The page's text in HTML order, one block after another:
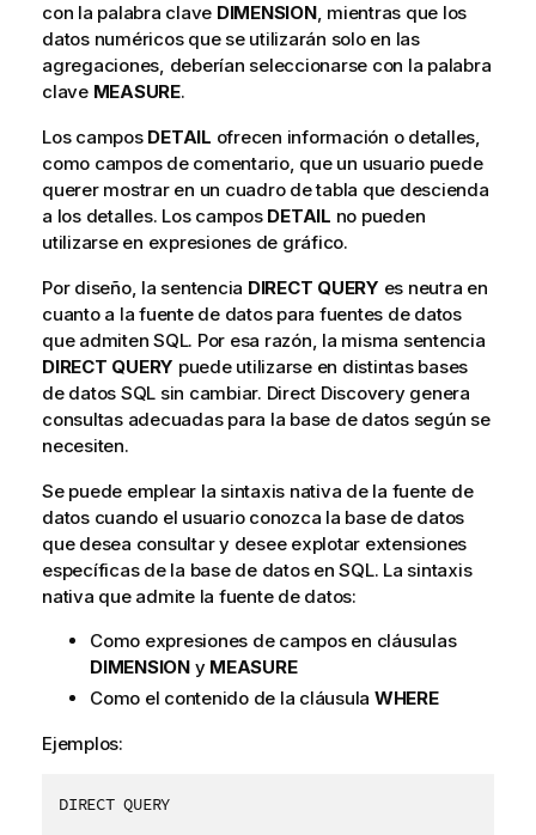
v
a
con la palabra clave DIMENSION, mientras que los
datos numéricos que se utilizarán solo en las
agregaciones, deberían seleccionarse con la palabra
clave MEASURE.
Los campos DETAIL ofrecen información o detalles,
como campos de comentario, que un usuario puede
querer mostrar en un cuadro de tabla que descienda
a los detalles. Los campos DETAIL no pueden
utilizarse en expresiones de gráfico.
Por diseño, la sentencia DIRECT QUERY es neutra en
cuanto a la fuente de datos para fuentes de datos
que admiten SQL. Por esa razón, la misma sentencia
DIRECT QUERY puede utilizarse en distintas bases
de datos SQL sin cambiar. Direct Discoverygenera
consultas adecuadas para la base de datos según se
necesiten.
Se puede emplear la sintaxis nativa de la fuente de
datos cuando el usuario conozca la base de datos
que desea consultar y desee explotar extensiones
específicas de la base de datos enSQL. La sintaxis
nativa que admite la fuente de datos:
Como expresiones de campos en cláusulas
DIMENSIONy MEASURE
Como el contenido de la cláusula WHERE
Ejemplos:
DIRECT QUERY